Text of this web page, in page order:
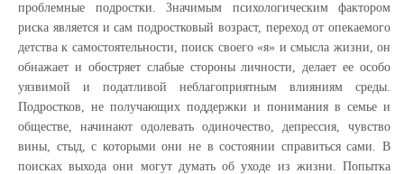
проблемные подростки. Значимым психологическим фактором
риска является и сам подростковый возраст, переход от опекаемого
детства к самостоятельности, поиск своего «я» и смысла жизни, он
обнажает и обостряет слабые стороны личности, делает ее особо
уязвимой и податливой неблагоприятным влияниям среды.
Подростков, не получающих поддержки и понимания в семье и
обществе, начинают одолевать одиночество, депрессия, чувство
вины, стыд, с которыми они не в состоянии справиться сами. В
поисках выхода они могут думать об уходе из жизни. Попытка